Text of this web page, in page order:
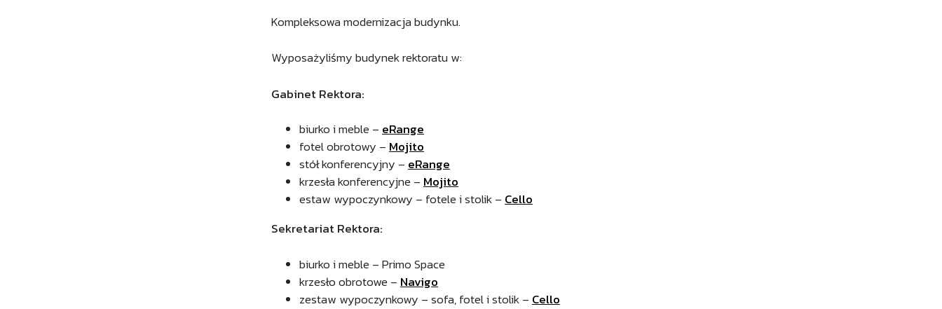
Kompleksowa modernizacja budynku.
Wyposażyliśmy budynek rektoratu w:
Gabinet Rektora:
biurko i meble –eRange
fotel obrotowy –Mojito
stół konferencyjny –eRange
krzesła konferencyjne –Mojito
estaw wypoczynkowy – fotele i stolik –Cello
Sekretariat Rektora:
biurko i meble – Primo Space
krzesło obrotowe – Navigo
zestaw wypoczynkowy – sofa, fotel i stolik – Cello